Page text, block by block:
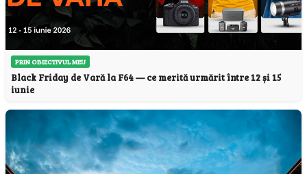
PRIN OBIECTIVUL MEU
Black Friday de Vară la F64 — ce merită urmărit între 12 și 15
iunie